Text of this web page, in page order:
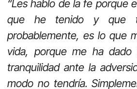
“Les hablo de la fe porque
que he tenido y que
probablemente, es lo que
vida, porque me ha
tranquilidad ante la
modo no tendría.